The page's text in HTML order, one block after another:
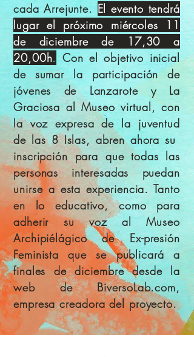
cada Arrejunte. El evento tendrá
lugar el próximo miércoles 11
de diciembre de 17,30 a
20,00h. Con el objetivo inicial
de sumar la participación de
jóvenes de Lanzarote y La
Graciosa al Museo virtual, con
la voz expresa de la juventud
de las 8 Islas, abren ahora su
inscripción para que todas las
personas interesadas puedan
unirse a esta experiencia. Tanto
en lo educativo, como para
adherir su voz al Museo
Archipiélágico de Ex-presión
Feminista que se publicará a
finales de diciembre desde la
web de BiversoLab.com,
empresa creadora del proyecto.